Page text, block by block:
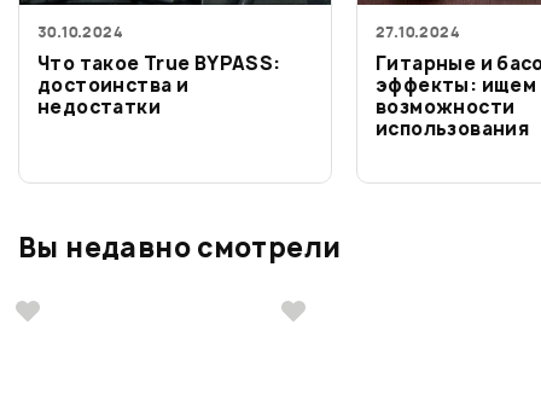
30.10.2024
Что такое True BYPASS:
достоинства и
недостатки
27.10.2024
Гитарные и
эффекты: ищем
возможности
использования
Вы недавно смотрели